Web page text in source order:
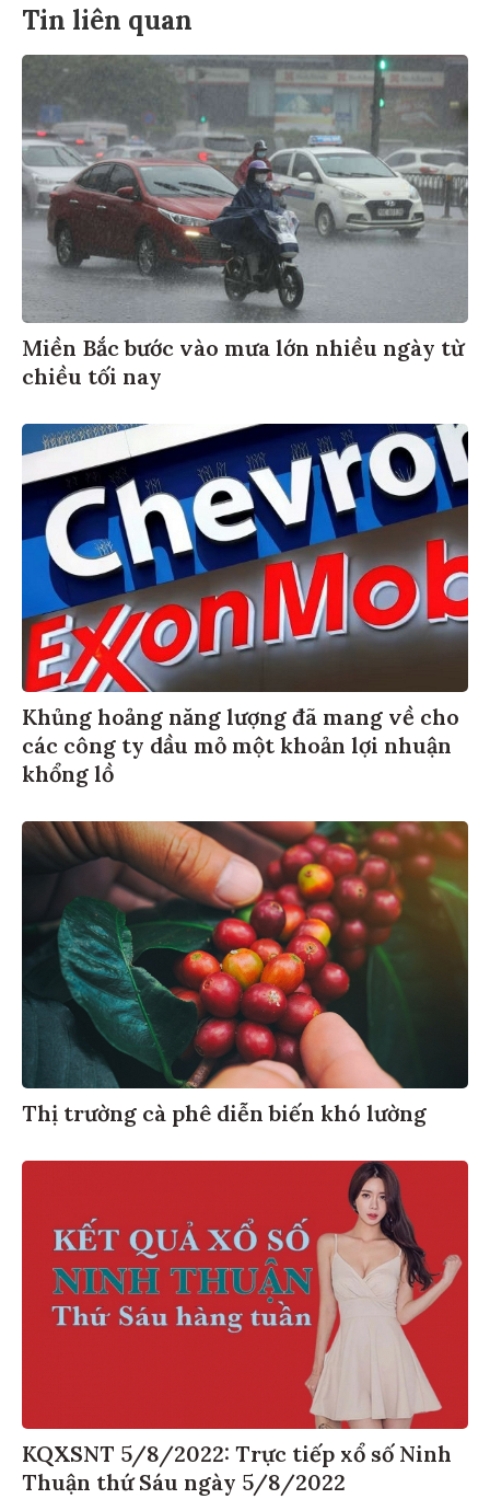
Tin liên quan
Miền Bắc bước vào mưa lớn nhiều ngày từ
chiều tối nay
Khủng hoảng năng lượng đã mang về cho
các công ty dầu mỏ một khoản lợi nhuận
khổng lồ
Thị trường cà phê diễn biến khó lường
KQXSNT 5/8/2022: Trực tiếp xổ số Ninh
Thuận thứ Sáu ngày 5/8/2022